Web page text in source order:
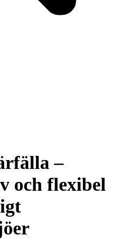
–
och flexibel